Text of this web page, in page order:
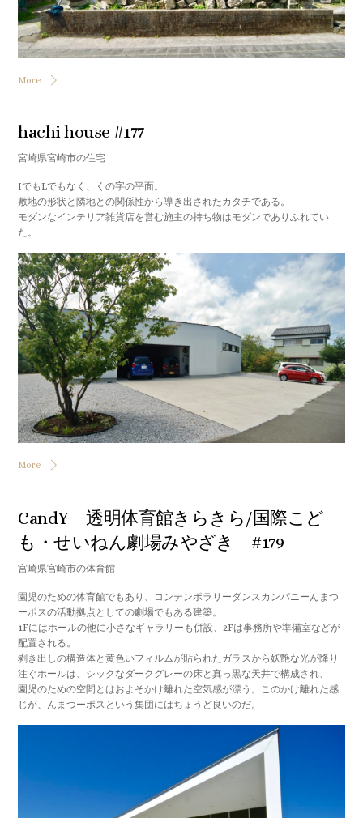
More
hachi house #177
宮崎県宮崎市の住宅
IでもLでもなく、くの字の平面。
敷地の形状と隣地との関係性から導き出されたカタチである。
モダンなインテリア雑貨店を営む施主の持ち物はモダンでありふれてい
た。
More
CandY 透明体育館きらきら/国際こど
も・せいねん劇場みやざき #179
宮崎県宮崎市の体育館
園児のための体育館でもあり、コンテンポラリーダンスカンパニーんまつ
ーポスの活動拠点としての劇場でもある建築。
1Fにはホールの他に小さなギャラリーも併設、2Fは事務所や準備室などが
配置される。
剥き出しの構造体と黄色いフィルムが貼られたガラスから妖艶な光が降り
注ぐホールは、シックなダークグレーの床と真っ黒な天井で構成され、
園児のための空間とはおよそかけ離れた空気感が漂う。このかけ離れた感
じが、んまつーポスという集団にはちょうど良いのだ。